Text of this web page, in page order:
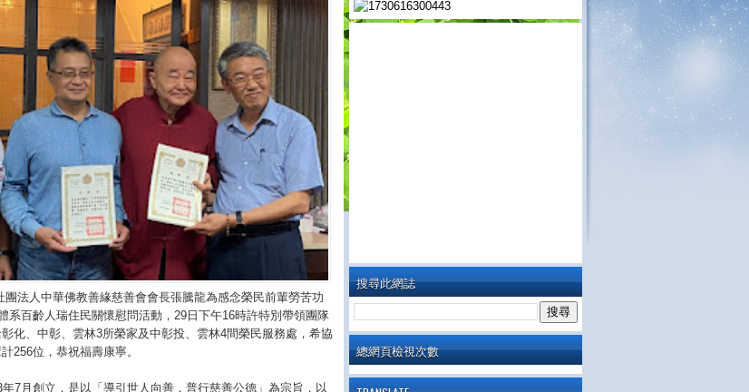
搜尋此網誌
總網頁檢視次數
團法人中華佛教善緣慈善會會長張騰龍為感念榮民前輩勞苦功
系百齡人瑞住民關懷慰問活動，29日下午16時許特別帶領團隊
化、中彰、雲林3所榮家及中彰投、雲林4間榮民服務處，希協
256位，恭祝福壽康寧。
7月創立，是以「導引世人向善，普行慈善公德」為宗旨，以